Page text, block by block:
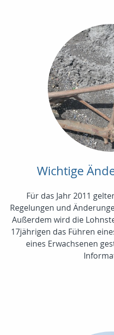
Wichtige
Für das Jahr 2011
Regelungen und
Außerdem wird die
17jährigen das Führen
eines Erwachsenen